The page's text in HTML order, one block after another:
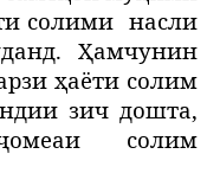
солими насли
Ҳамчунин
ҳаёти солим
зич дошта,
солим